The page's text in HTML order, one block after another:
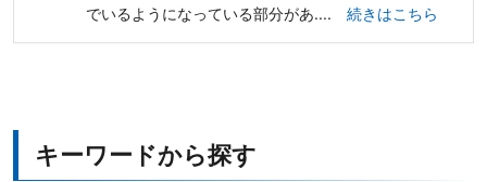
でいるようになっている部分があ.... 続きはこちら
キーワードから探す